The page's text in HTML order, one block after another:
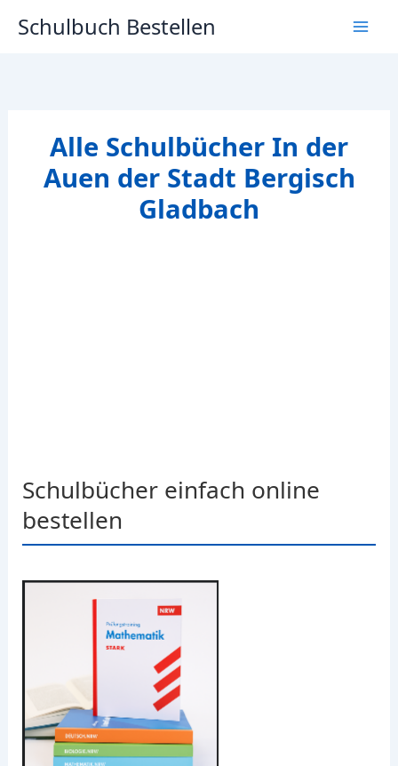
InhaltSchulbuch Bestellen
Alle Schulbücher In der
Auen der Stadt Bergisch
Gladbach
Schulbücher einfach online
bestellen